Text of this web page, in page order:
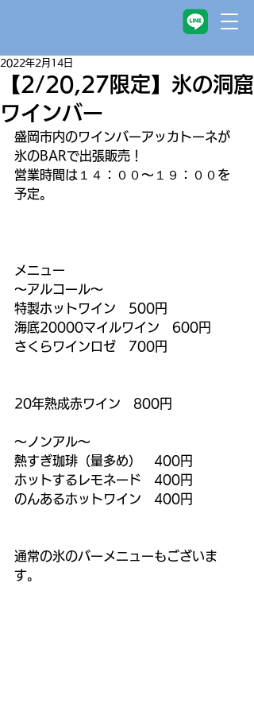
【2/20,27限定】氷の洞窟
ワインバー
2022年2月14日
盛岡市内のワインバーアッカトーネが
氷のBARで出張販売！
営業時間は１４：００～１９：００を
予定。
メニュー
～アルコール～
特製ホットワイン　500円
海底20000マイルワイン　600円
さくらワインロゼ　700円
20年熟成赤ワイン　800円
～ノンアル～
熱すぎ珈琲（量多め）　400円
ホットするレモネード　400円
のんあるホットワイン　400円
通常の氷のバーメニューもございま
す。